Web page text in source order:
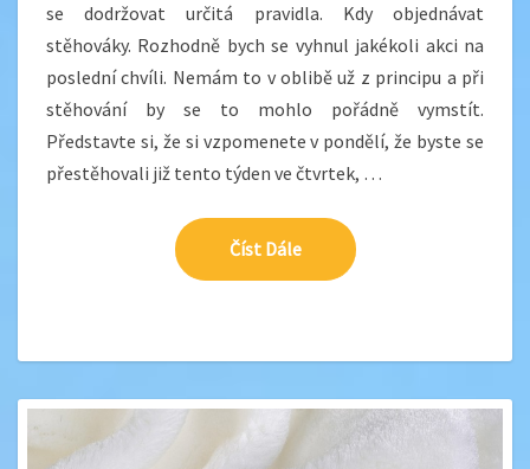
se dodržovat určitá pravidla. Kdy objednávat
stěhováky. Rozhodně bych se vyhnul jakékoli akci na
poslední chvíli. Nemám to v oblibě už z principu a při
stěhování by se to mohlo pořádně vymstít.
Představte si, že si vzpomenete v pondělí, že byste se
přestěhovali již tento týden ve čtvrtek, …
Číst DáleČíst Dále